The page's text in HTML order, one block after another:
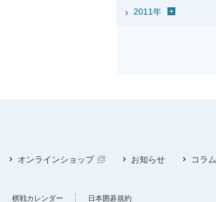
2011年
オンラインショップ お知らせ コラム
棋戦カレンダー 日本囲碁規約